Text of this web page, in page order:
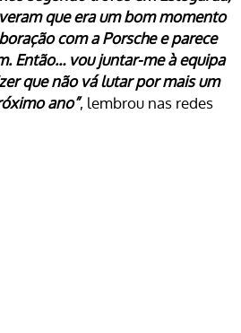
que era um bom momento
com a Porsche e parece
Então… vou juntar-me à equipa
que não vá lutar por mais um
ano”, lembrou nas redes